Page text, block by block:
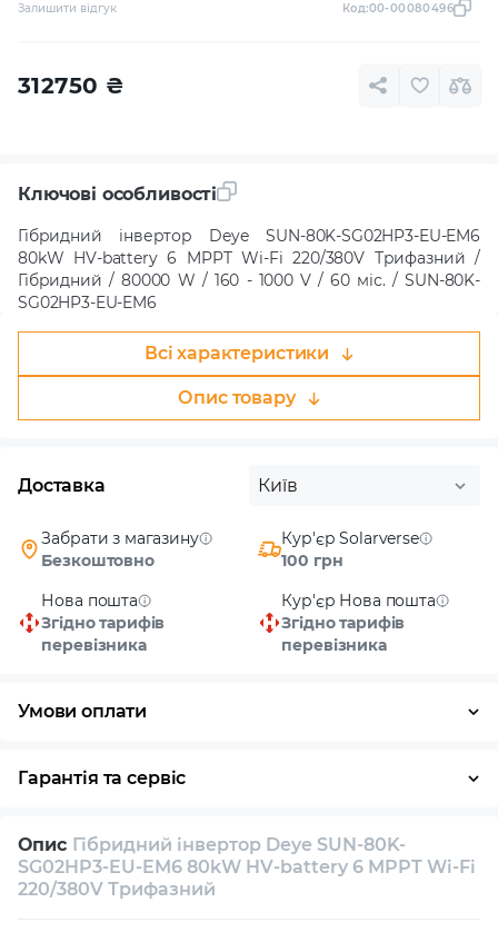
Залишити відгук Код:00-00080496
312750 ₴
Ключові особливості
Гібридний інвертор Deye SUN-80K-SG02HP3-EU-EM6
80kW HV-battery 6 MPPT Wi-Fi 220/380V Трифазний /
Гібридний / 80000 W / 160 - 1000 V / 60 міс. / SUN-80K-
SG02HP3-EU-EM6
Всі характеристики
Опис товару
Доставка Київ
Забрати з магазину
Безкоштовно
Кур'єр Solarverse
100 грн
Нова пошта
Згідно тарифів
перевізника
Кур'єр Нова пошта
Згідно тарифів
перевізника
Умови оплати
Гарантія та сервіс
Власний сервісний центр Технічна підтримка
Консультація
Опис Гібридний інвертор Deye SUN-80K-
SG02HP3-EU-EM6 80kW HV-battery 6 MPPT Wi-Fi
220/380V Трифазний